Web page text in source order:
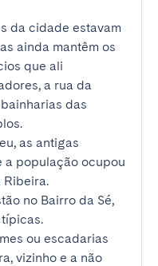
da cidade estavam
ainda mantêm os
que ali
a rua da
das
as antigas
a população ocupou
Ribeira.
no Bairro da Sé,
ou escadarias
vizinho e a não